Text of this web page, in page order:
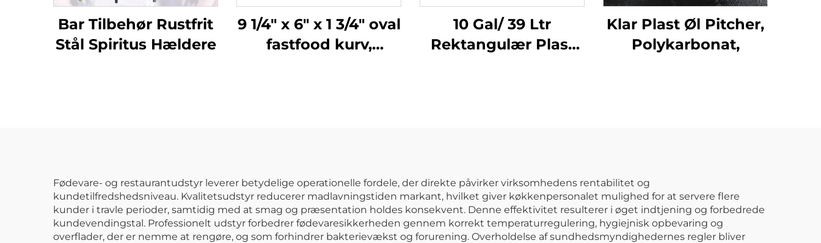
Bar Tilbehør Rustfrit
Stål Spiritus Hældere
9 1/4" x 6" x 1 3/4" oval
fastfood kurv,
10 Gal/ 39 Ltr
Rektangulær Plast
Klar Plast Øl Pitcher,
Polykarbonat,
Fødevare- og restaurantudstyr leverer betydelige operationelle fordele, der direkte påvirker virksomhedens rentabilitet og
kundetilfredshedsniveau. Kvalitetsudstyr reducerer madlavningstiden markant, hvilket giver køkkenpersonalet mulighed for at servere flere
kunder i travle perioder, samtidig med at smag og præsentation holdes konsekvent. Denne effektivitet resulterer i øget indtjening og forbedrede
kundevendingstal. Professionelt udstyr forbedrer fødevaresikkerheden gennem korrekt temperaturregulering, hygiejnisk opbevaring og
overflader, der er nemme at rengøre, og som forhindrer bakterievækst og forurening. Overholdelse af sundhedsmyndighedernes regler bliver